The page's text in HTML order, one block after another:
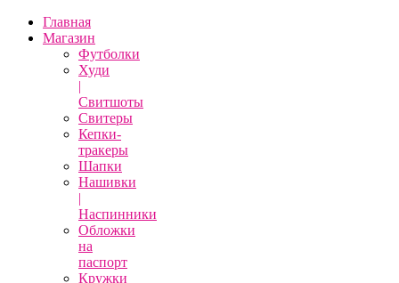
Главная
Магазин
Футболки
Худи
|
Свитшоты
Свитеры
Кепки-
тракеры
Шапки
Нашивки
|
Наспинники
Обложки
на
паспорт
Кружки